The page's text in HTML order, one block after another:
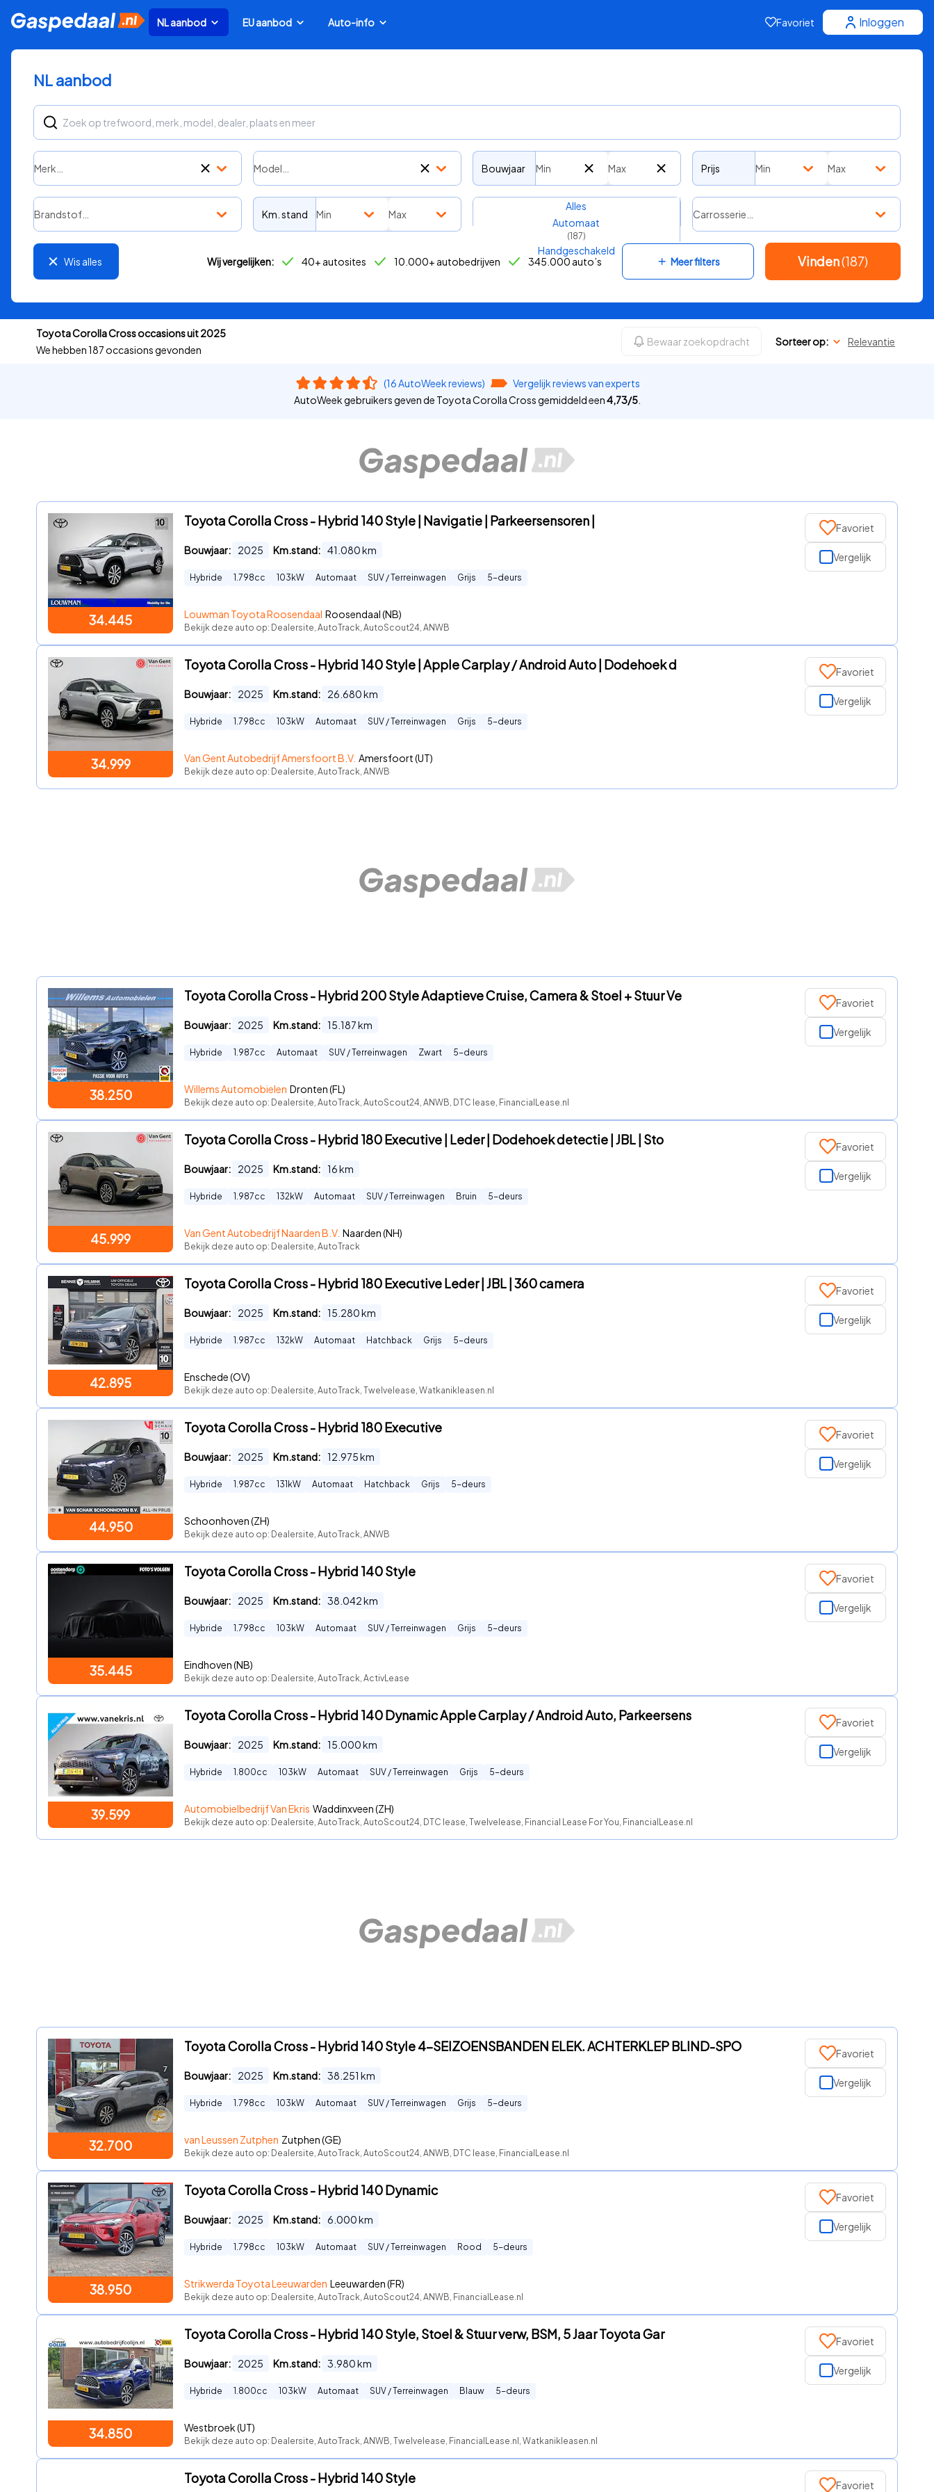
NL aanbod EU aanbod Auto-info Favoriet Inloggen
NL aanbod
Merk… Model… Bouwjaar Min Max Prijs Min Max
Brandstof… Km. stand Min Max
Transmissie
Alles
Automaat
(187)
Handgeschakeld
Carrosserie…
Meer filters
Wis alles Vinden(187)
Wij vergelijken: 40+ autosites 10.000+ autobedrijven 345.000 auto’s
Toyota Corolla Cross occasions uit 2025
We hebben187 occasions gevonden
Bewaar zoekopdracht Sorteer op: Relevantie
(16 AutoWeek reviews)
Vergelijk reviews van experts
AutoWeek gebruikers geven de Toyota Corolla Cross gemiddeld een4,73/5.
34.445
Toyota Corolla Cross - Hybrid 140 Style | Navigatie | Parkeersensoren |
Bouwjaar: 2025 Km.stand: 41.080km
Hybride 1.798cc 103 kW Automaat SUV / Terreinwagen Grijs 5-deurs
Louwman Toyota Roosendaal Roosendaal (NB)
Bekijk deze auto op: Dealersite, AutoTrack, AutoScout24, ANWB
Favoriet
Vergelijk
34.999
Toyota Corolla Cross - Hybrid 140 Style | Apple Carplay / Android Auto | Dodehoek d
Bouwjaar: 2025 Km.stand: 26.680km
Hybride 1.798cc 103 kW Automaat SUV / Terreinwagen Grijs 5-deurs
Van Gent Autobedrijf Amersfoort B.V. Amersfoort (UT)
Bekijk deze auto op: Dealersite, AutoTrack, ANWB
Favoriet
Vergelijk
38.250
Toyota Corolla Cross - Hybrid 200 Style Adaptieve Cruise, Camera & Stoel + Stuur Ve
Bouwjaar: 2025 Km.stand: 15.187km
Hybride 1.987cc Automaat SUV / Terreinwagen Zwart 5-deurs
Willems Automobielen Dronten (FL)
Bekijk deze auto op: Dealersite, AutoTrack, AutoScout24, ANWB, DTC lease, FinancialLease.nl
Favoriet
Vergelijk
45.999
Toyota Corolla Cross - Hybrid 180 Executive | Leder | Dodehoek detectie | JBL | Sto
Bouwjaar: 2025 Km.stand: 16km
Hybride 1.987cc 132kW Automaat SUV / Terreinwagen Bruin 5-deurs
Van Gent Autobedrijf Naarden B.V. Naarden (NH)
Bekijk deze auto op: Dealersite, AutoTrack
Favoriet
Vergelijk
42.895
Toyota Corolla Cross - Hybrid 180 Executive Leder | JBL | 360 camera
Bouwjaar: 2025 Km.stand: 15.280km
Hybride 1.987cc 132kW Automaat Hatchback Grijs 5-deurs
Enschede (OV)
Bekijk deze auto op: Dealersite, AutoTrack, Twelvelease, Watkanikleasen.nl
Favoriet
Vergelijk
44.950
Toyota Corolla Cross - Hybrid 180 Executive
Bouwjaar: 2025 Km.stand: 12.975km
Hybride 1.987cc 131 kW Automaat Hatchback Grijs 5-deurs
Schoonhoven (ZH)
Bekijk deze auto op: Dealersite, AutoTrack, ANWB
Favoriet
Vergelijk
35.445
Toyota Corolla Cross - Hybrid 140 Style
Bouwjaar: 2025 Km.stand: 38.042km
Hybride 1.798cc 103 kW Automaat SUV / Terreinwagen Grijs 5-deurs
Eindhoven (NB)
Bekijk deze auto op: Dealersite, AutoTrack, ActivLease
Favoriet
Vergelijk
39.599
Toyota Corolla Cross - Hybrid 140 Dynamic Apple Carplay / Android Auto, Parkeersens
Bouwjaar: 2025 Km.stand: 15.000km
Hybride 1.800cc 103 kW Automaat SUV / Terreinwagen Grijs 5-deurs
Automobielbedrijf Van Ekris Waddinxveen (ZH)
Bekijk deze auto op: Dealersite, AutoTrack, AutoScout24, DTC lease, Twelvelease, Financial Lease For You, FinancialLease.nl
Favoriet
Vergelijk
32.700
Toyota Corolla Cross - Hybrid 140 Style 4-SEIZOENSBANDEN ELEK. ACHTERKLEP BLIND-SPO
Bouwjaar: 2025 Km.stand: 38.251 km
Hybride 1.798cc 103 kW Automaat SUV / Terreinwagen Grijs 5-deurs
van Leussen Zutphen Zutphen (GE)
Bekijk deze auto op: Dealersite, AutoTrack, AutoScout24, ANWB, DTC lease, FinancialLease.nl
Favoriet
Vergelijk
38.950
Toyota Corolla Cross - Hybrid 140 Dynamic
Bouwjaar: 2025 Km.stand: 6.000km
Hybride 1.798cc 103 kW Automaat SUV / Terreinwagen Rood 5-deurs
Strikwerda Toyota Leeuwarden Leeuwarden (FR)
Bekijk deze auto op: Dealersite, AutoTrack, AutoScout24, ANWB, FinancialLease.nl
Favoriet
Vergelijk
34.850
Toyota Corolla Cross - Hybrid 140 Style, Stoel & Stuur verw, BSM, 5 Jaar Toyota Gar
Bouwjaar: 2025 Km.stand: 3.980km
Hybride 1.800cc 103 kW Automaat SUV / Terreinwagen Blauw 5-deurs
Westbroek (UT)
Bekijk deze auto op: Dealersite, AutoTrack, ANWB, Twelvelease, FinancialLease.nl, Watkanikleasen.nl
Favoriet
Vergelijk
Toyota Corolla Cross - Hybrid 140 Style Favoriet